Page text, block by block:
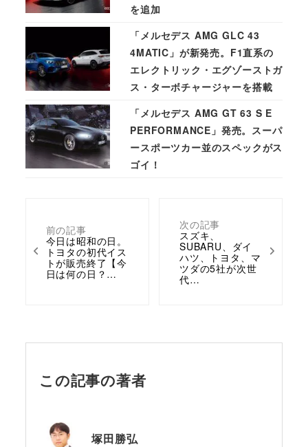
前の記事
今日は昭和の日。
トヨタの初代イス
トが販売終了【今
日は何の日？…
次の記事
スズキ、
SUBARU、ダイ
ハツ、トヨタ、マ
ツダの5社が次世
代…
を追加
「メルセデス AMG GLC 43
4MATIC」が新発売。F1直系の
エレクトリック・エグゾーストガ
ス・ターボチャージャーを搭載
「メルセデス AMG GT 63 S E
PERFORMANCE」発売。スーパ
ースポーツカー並のスペックがス
ゴイ！
この記事の著者
塚田勝弘